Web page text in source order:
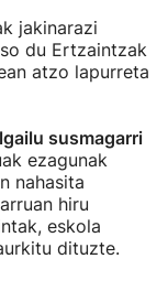
jakinarazi
du Ertzaintzak
atzo lapurreta
susmagarri
ezagunak
nahasita
hiru
eskola
dituzte.